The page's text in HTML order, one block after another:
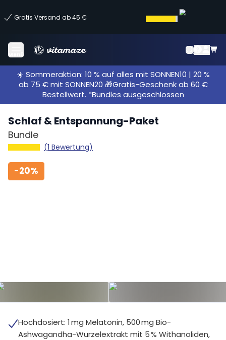
Gratis Versand ab 45 €
Menü
☀️ Sommeraktion: 10 % auf alles mit SONNEN10 | 20 %
ab 75 € mit SONNEN20 🎁Gratis-Geschenk ab 60 €
Bestellwert. *Bundles ausgeschlossen
Schlaf & Entspannung-Paket
Bundle
(1 Bewertung)
-20%
Hochdosiert: 1 mg Melatonin, 500 mg Bio-
Ashwagandha-Wurzelextrakt mit 5 % Withanoliden,